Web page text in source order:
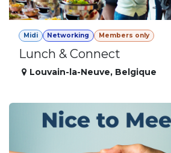
Midi Networking Members only
Lunch & Connect
Louvain-la-Neuve, Belgique